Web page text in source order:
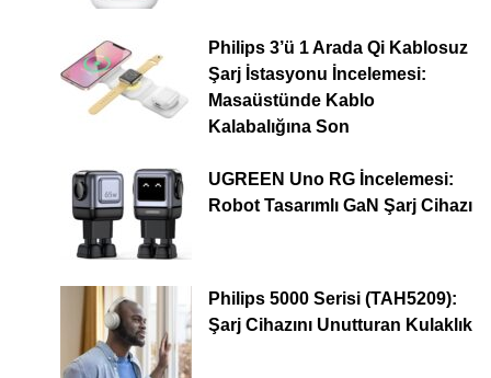
Philips 3’ü 1 Arada Qi Kablosuz
Şarj İstasyonu İncelemesi:
Masaüstünde Kablo
Kalabalığına Son
UGREEN Uno RG İncelemesi:
Robot Tasarımlı GaN Şarj Cihazı
Philips 5000 Serisi (TAH5209):
Şarj Cihazını Unutturan Kulaklık